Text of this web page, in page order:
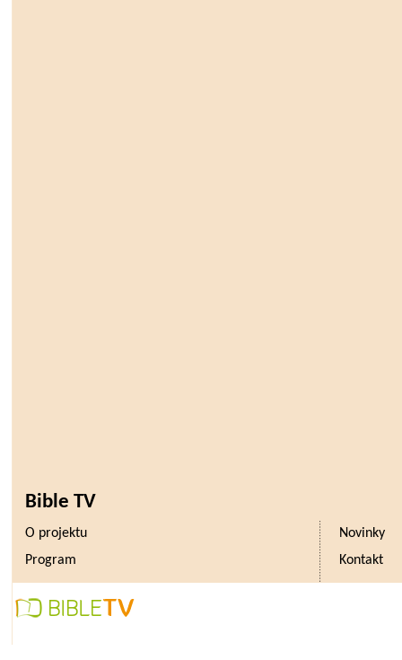
Bible TV
O projektu
Novinky
Program
Kontakt